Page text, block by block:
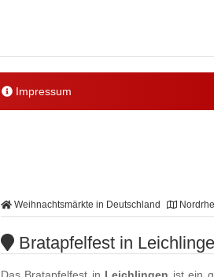
Impressum
Weihnachtsmärkte in Deutschland
Bratapfelfest in